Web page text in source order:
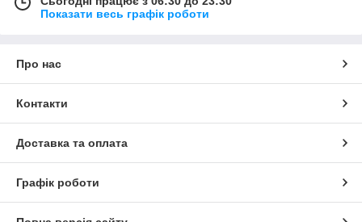
Показати весь графік роботи
Про нас
Контакти
Доставка та оплата
Графік роботи